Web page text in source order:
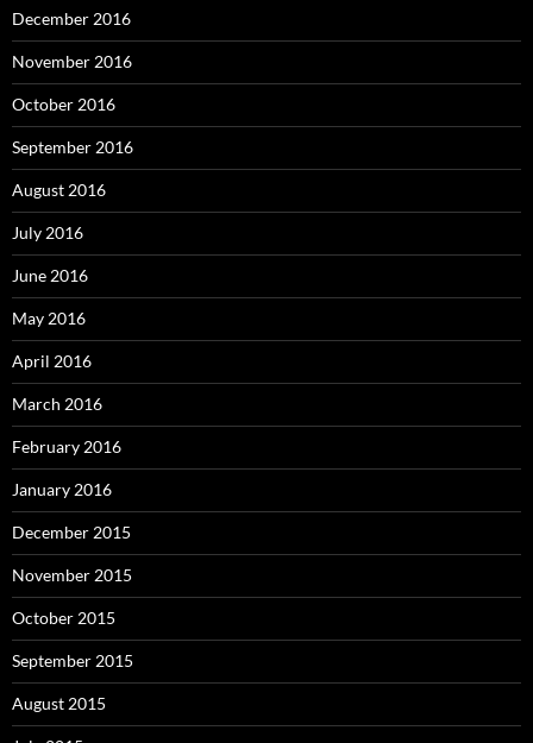
December 2016
November 2016
October 2016
September 2016
August 2016
July 2016
June 2016
May 2016
April 2016
March 2016
February 2016
January 2016
December 2015
November 2015
October 2015
September 2015
August 2015